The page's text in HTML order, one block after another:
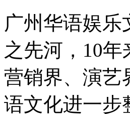
广州华语娱
之先河，10
营销界、演艺
语文化进一步